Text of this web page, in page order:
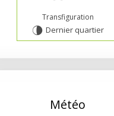
Transfiguration
U Dernier quartier
Météo